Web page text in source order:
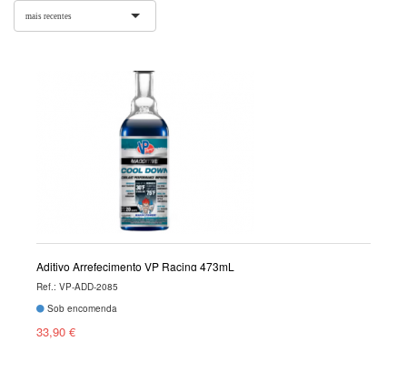
mais recentes
Aditivo Arrefecimento VP Racing 473mL
Ref.: VP-ADD-2085
Sob encomenda
33,90 €